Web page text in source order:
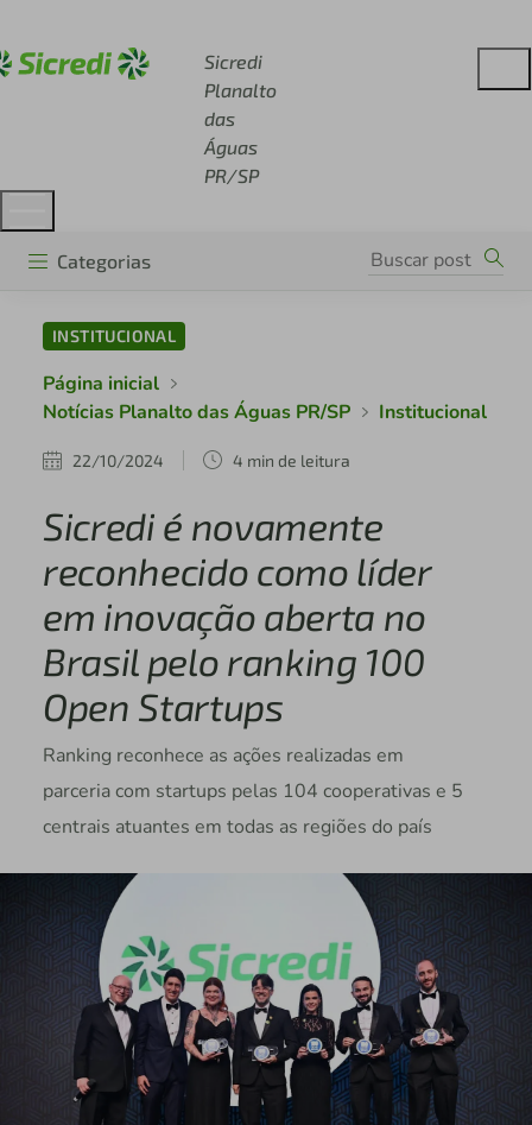
Sicredi
Planalto
das
Águas
PR/SP
Categorias
INSTITUCIONAL
Página inicial
Notícias Planalto das Águas PR/SP
Institucional
22/10/2024 4 min de leitura
Sicredi é novamente
reconhecido como líder
em inovação aberta no
Brasil pelo ranking 100
Open Startups
Ranking reconhece as ações realizadas em
parceria com startups pelas 104 cooperativas e 5
centrais atuantes em todas as regiões do país